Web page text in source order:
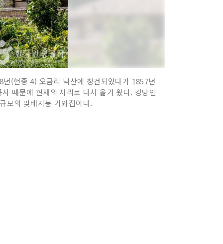
(헌종 4) 오금리 낙산에 창건되었다가 1857년
때문에 현재의 자리로 다시 옮겨 왔다. 강당인
모의 맞배지붕 기와집이다.